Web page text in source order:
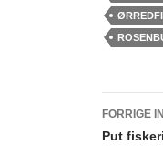
FORRIGE
Put